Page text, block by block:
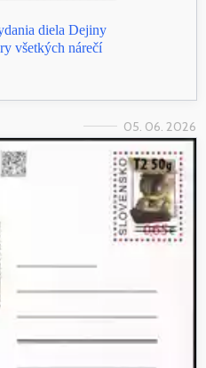
diela Dejiny
všetkých nárečí
05. 06. 2026